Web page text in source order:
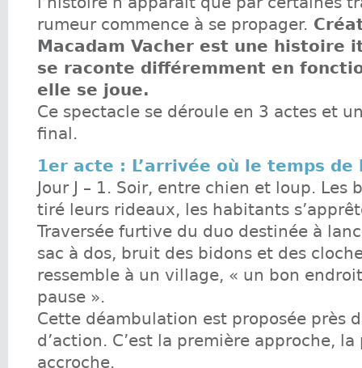
rumeur commence à se propager.
Macadam Vacher est une histoire
se raconte différemment en
elle se joue.
Ce spectacle se déroule en 3 actes et
final.
1er acte : L’arrivée où le temps de
Jour J – 1. Soir, entre chien et loup. Les
tiré leurs rideaux, les habitants
Traversée furtive du duo destinée à
sac à dos, bruit des bidons et des
ressemble à un village, « un bon
pause ».
Cette déambulation est proposée près
d’action. C’est la première approche,
accroche.